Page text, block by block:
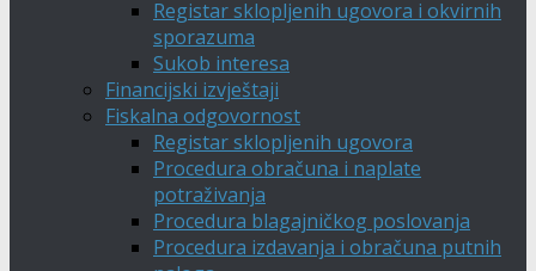
Registar sklopljenih ugovora i okvirnih
sporazuma
Sukob interesa
Financijski izvještaji
Fiskalna odgovornost
Registar sklopljenih ugovora
Procedura obračuna i naplate
potraživanja
Procedura blagajničkog poslovanja
Procedura izdavanja i obračuna putnih